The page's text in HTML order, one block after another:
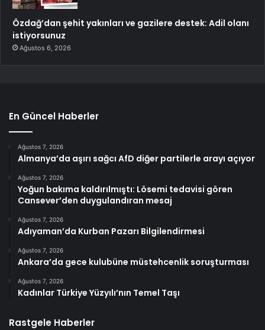
Özdağ’dan şehit yakınları ve gazilere destek: Adil olanı
istiyorsunuz
Ağustos 6, 2026
En Güncel Haberler
Ağustos 7, 2026
Almanya’da aşırı sağcı AfD diğer partilerle arayı açıyor
Ağustos 7, 2026
Yoğun bakıma kaldırılmıştı: Lösemi tedavisi gören
Cansever’den duygulandıran mesaj
Ağustos 7, 2026
Adıyaman’da Kurban Pazarı Bilgilendirmesi
Ağustos 7, 2026
Ankara’da gece kulubüne müstehcenlik soruşturması
Ağustos 7, 2026
Kadınlar Türkiye Yüzyılı’nın Temel Taşı
Rastgele Haberler